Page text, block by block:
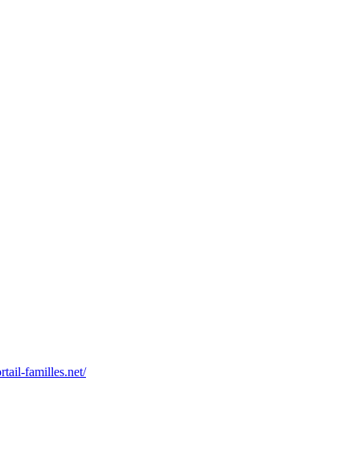
familles.net/